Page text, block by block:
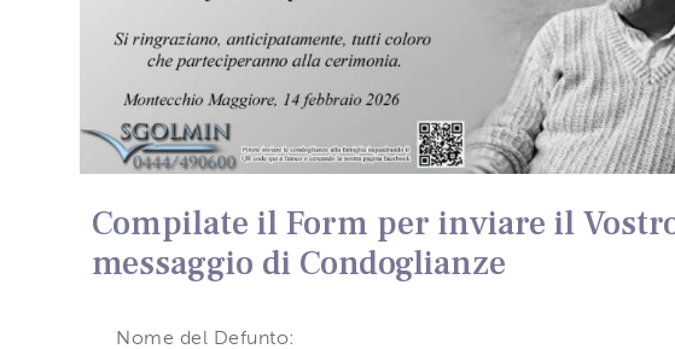
Compilate il Form per inviare il
messaggio di Condoglianze